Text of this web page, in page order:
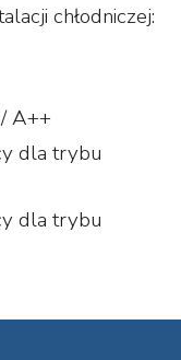
chłodniczej:
A++
dla trybu
dla trybu